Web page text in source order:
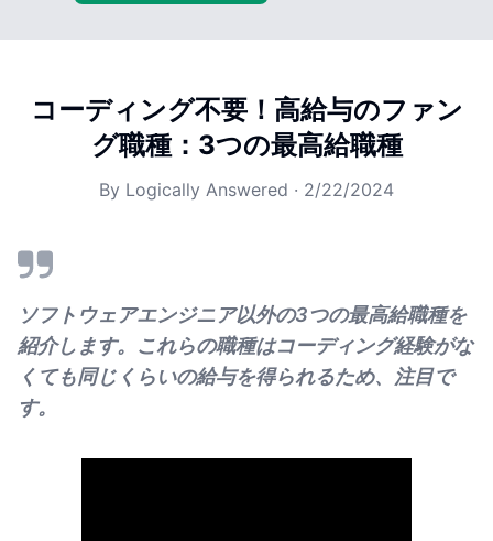
コーディング不要！高給与のファン
グ職種：3つの最高給職種
By Logically Answered · 2/22/2024
ソフトウェアエンジニア以外の3つの最高給職種を
紹介します。これらの職種はコーディング経験がな
くても同じくらいの給与を得られるため、注目で
す。